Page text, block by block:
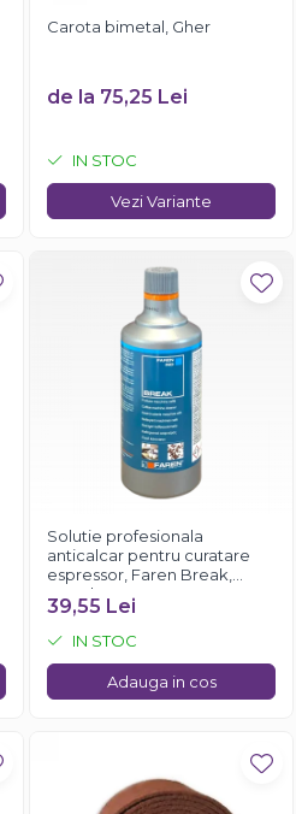
Carota bimetal, Gher
de la 75,25 Lei
IN STOC
Vezi Variante
Solutie profesionala
anticalcar pentru curatare
espressor, Faren Break,
750ml
39,55 Lei
IN STOC
Adauga in cos